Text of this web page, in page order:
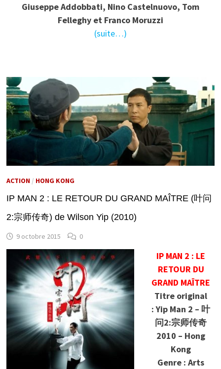
Giuseppe Addobbati, Nino Castelnuovo, Tom
Felleghy et Franco Moruzzi
(suite…)
ACTION/ HONG KONG
IP MAN 2 : LE RETOUR DU GRAND MAÎTRE (叶问
2:宗师传奇) de Wilson Yip (2010)
9 octobre 2015 0
IP MAN 2 : LE
RETOUR DU
GRAND MAÎTRE
Titre original
: Yip Man 2 – 叶
问2:宗师传奇
2010 – Hong
Kong
Genre : Arts